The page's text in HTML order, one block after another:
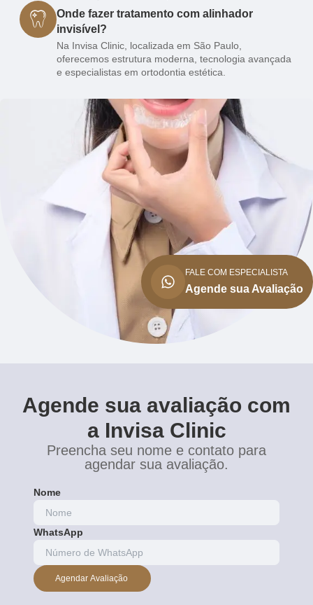
Onde fazer tratamento com alinhador
invisível?
Na Invisa Clinic, localizada em São Paulo,
oferecemos estrutura moderna, tecnologia avançada
e especialistas em ortodontia estética.
FALE COM ESPECIALISTA
Agende sua Avaliação
Agende sua avaliação com
a Invisa Clinic
Preencha seu nome e contato para
agendar sua avaliação.
Nome
WhatsApp
Agendar Avaliação